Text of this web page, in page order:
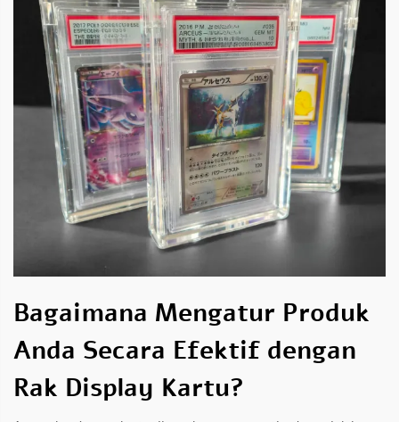
Bagaimana Mengatur Produk
Anda Secara Efektif dengan
Rak Display Kartu?